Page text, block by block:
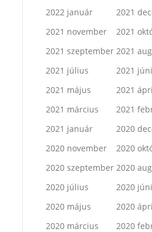
2022 január
2021
2021 november
2021
2021 szeptember 2021
2021 július
2021
2021 május
2021
2021 március
2021
2021 január
2020
2020 november
2020
2020 szeptember 2020
2020 július
2020
2020 május
2020
2020 március
2020